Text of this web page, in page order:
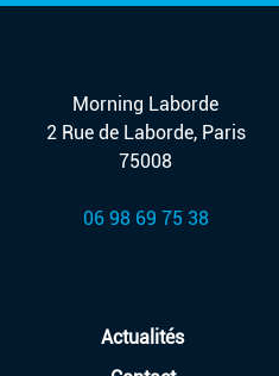
Morning Laborde
2 Rue de Laborde, Paris
75008
06 98 69 75 38
Actualités